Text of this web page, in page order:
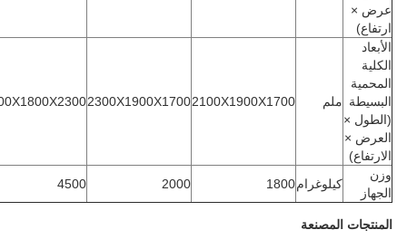
×
×
×
ملم 2100X1900X1700
2300X1900X1700
2700X1800X2300
كيلوغرام1800
2000
4500
المصنعة